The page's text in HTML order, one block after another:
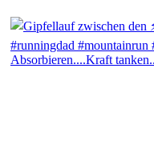
Absorbieren....Kraft